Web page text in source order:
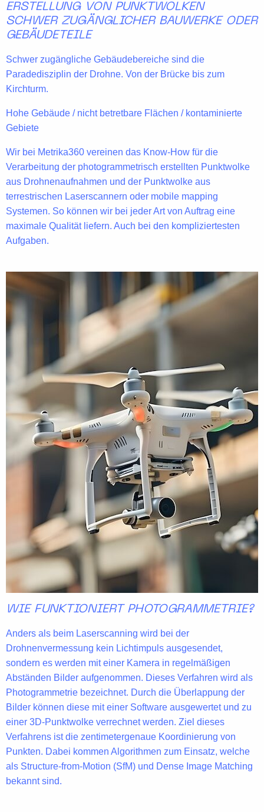
ERSTELLUNG VON PUNKTWOLKEN
SCHWER ZUGÄNGLICHER BAUWERKE ODER
GEBÄUDETEILE
Schwer zugängliche Gebäudebereiche sind die
Paradedisziplin der Drohne. Von der Brücke bis zum
Kirchturm.
Hohe Gebäude / nicht betretbare Flächen / kontaminierte
Gebiete
Wir bei Metrika360 vereinen das Know-How für die
Verarbeitung der photogrammetrisch erstellten Punktwolke
aus Drohnenaufnahmen und der Punktwolke aus
terrestrischen Laserscannern oder mobile mapping
Systemen. So können wir bei jeder Art von Auftrag eine
maximale Qualitätliefern. Auch bei den kompliziertesten
Aufgaben.
WIE FUNKTIONIERT PHOTOGRAMMETRIE?
Anders als beim Laserscanning wird bei der
Drohnenvermessung kein Lichtimpuls ausgesendet,
sondern es werden mit einer Kamera in regelmäßigen
Abständen Bilder aufgenommen. Dieses Verfahren wird als
Photogrammetrie bezeichnet. Durch die Überlappung der
Bilder können diese mit einer Software ausgewertet und zu
einer 3D-Punktwolke verrechnet werden. Ziel dieses
Verfahrens ist die zentimetergenaue Koordinierung von
Punkten. Dabei kommen Algorithmen zum Einsatz, welche
als Structure-from-Motion (SfM) und Dense Image Matching
bekannt sind.